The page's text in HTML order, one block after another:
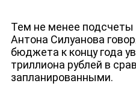
НОВОСТИ
Тем не менее
Антона Силуанова
бюджета к концу года
триллиона рублей в
запланированными.